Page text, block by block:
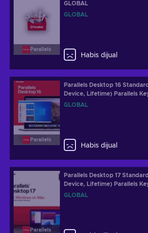
Parallels
GLOBAL
GLOBAL
Habis dijual
Parallels
Parallels Desktop 16
Device, Lifetime) Parallels
GLOBAL
Habis dijual
Parallels
Parallels Desktop 17
Device, Lifetime) Parallels
GLOBAL